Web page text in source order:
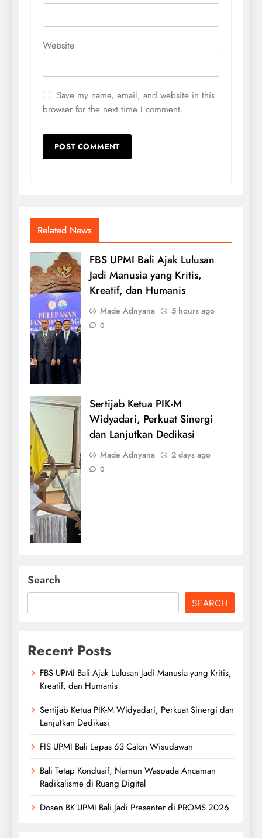
Website
Save my name, email, and website in this
browser for the next time I comment.
Related News
FBS UPMI Bali Ajak Lulusan
Jadi Manusia yang Kritis,
Kreatif, dan Humanis
Made Adnyana 5 hours ago
0
Sertijab Ketua PIK-M
Widyadari, Perkuat Sinergi
dan Lanjutkan Dedikasi
Made Adnyana 2 days ago
0
Search
SEARCH
Recent Posts
FBS UPMI Bali Ajak Lulusan Jadi Manusia yang Kritis,
Kreatif, dan Humanis
Sertijab Ketua PIK-M Widyadari, Perkuat Sinergi dan
Lanjutkan Dedikasi
FIS UPMI Bali Lepas 63 Calon Wisudawan
Bali Tetap Kondusif, Namun Waspada Ancaman
Radikalisme di Ruang Digital
Dosen BK UPMI Bali Jadi Presenter di PROMS 2026